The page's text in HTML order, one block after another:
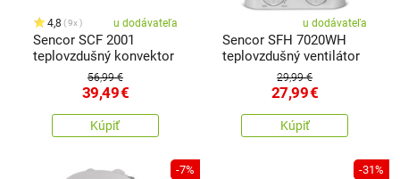
4,8 9x u dodávateľa
Sencor SCF 2001
teplovzdušný konvektor
56,99 €
39,49€
Kúpiť
u dodávateľa
Sencor SFH 7020WH
teplovzdušný ventilátor
29,99 €
27,99€
Kúpiť
-7% -31%